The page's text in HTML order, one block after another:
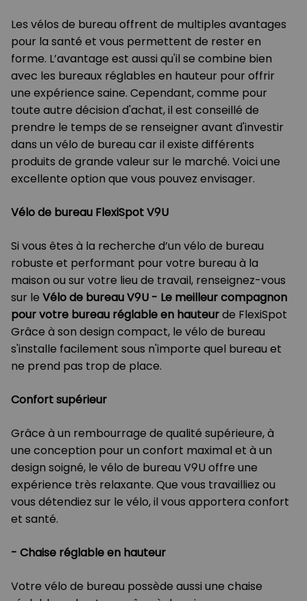
Les vélos de bureau offrent de multiples avantages
pour la santé et vous permettent de rester en
forme. L’avantage est aussi qu'il se combine bien
avec les bureaux réglables en hauteur pour offrir
une expérience saine. Cependant, comme pour
toute autre décision d'achat, il est conseillé de
prendre le temps de se renseigner avant d'investir
dans un vélo de bureau car il existe différents
produits de grande valeur sur le marché. Voici une
excellente option que vous pouvez envisager.
Vélo de bureau FlexiSpot V9U
Si vous êtes à la recherche d’un vélo de bureau
robuste et performant pour votre bureau à la
maison ou sur votre lieu de travail, renseignez-vous
sur le Vélo de bureau V9U - Le meilleur compagnon
pour votre bureau réglable en hauteurde FlexiSpot
Grâce à son design compact, le vélo de bureau
s'installe facilement sous n'importe quel bureau et
ne prend pas trop de place.
Confort supérieur
Grâce à un rembourrage de qualité supérieure, à
une conception pour un confort maximal et à un
design soigné, le vélo de bureau V9U offre une
expérience très relaxante. Que vous travailliez ou
vous détendiez sur le vélo, il vous apportera confort
et santé.
- Chaise réglable en hauteur
Votre vélo de bureau possède aussi une chaise